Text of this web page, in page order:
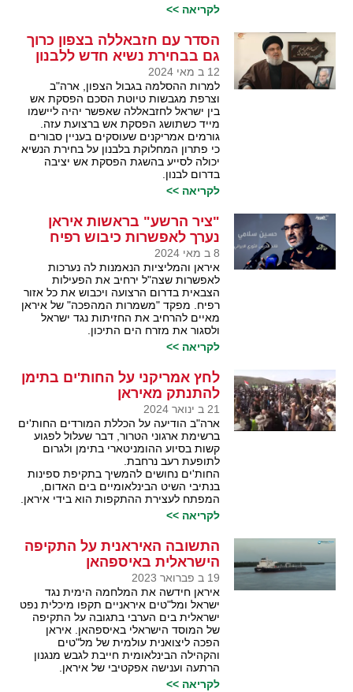
לקריאה >>
הסדר עם חזבאללה בצפון כרוך
גם בבחירת נשיא חדש ללבנון
12 ב מאי 2024
למרות ההסלמה בגבול הצפון, ארה"ב
וצרפת מגבשות טיוטת הסכם הפסקת אש
בין ישראל לחזבאללה שאפשר יהיה ליישמו
מייד כשתושג הפסקת אש ברצועת עזה.
גורמים אמריקנים שעוסקים בעניין סבורים
כי פתרון המחלוקת בלבנון על בחירת הנשיא
יכולה לסייע בהשגת הפסקת אש יציבה
בדרום לבנון.
לקריאה >>
"ציר הרשע" בראשות איראן
נערך לאפשרות כיבוש רפיח
8 ב מאי 2024
איראן והמליציות הנאמנות לה נערכות
לאפשרות שצה"ל ירחיב את הפעילות
הצבאית בדרום הרצועה ויכבוש את כל אזור
רפיח. מפקד "משמרות המהפכה" של איראן
מאיים להרחיב את החזיתות נגד ישראל
ולסגור את מזרח הים התיכון.
לקריאה >>
לחץ אמריקני על החות'ים בתימן
להתנתק מאיראן
21 ב ינואר 2024
ארה"ב הודיעה על הכללת המורדים החות'ים
ברשימת ארגוני הטרור, דבר שעלול לפגוע
קשות בסיוע ההומניטארי בתימן ולגרום
לתופעת רעב נרחבת.
החות'ים נחושים להמשיך בתקיפת ספינות
בנתיבי השיט הבינלאומיים בים האדום,
המפתח לעצירת ההתקפות הוא בידי איראן.
לקריאה >>
התשובה האיראנית על התקיפה
הישראלית באיספהאן
19 ב פברואר 2023
איראן חידשה את המלחמה הימית נגד
ישראל ומל"טים איראניים תקפו מיכלית נפט
ישראלית בים הערבי בתגובה על התקיפה
של המוסד הישראלי באיספהאן. איראן
הפכה ליצואנית עולמית של מל"טים
והקהילה הבינלאומית חייבת לגבש מנגנון
הרתעה וענישה אפקטיבי של איראן.
לקריאה >>